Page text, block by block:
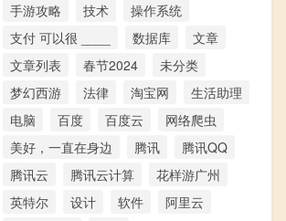
手游攻略
技术
操作系统
支付 可以很 ____
数据库
文章
文章列表
春节2024
未分类
梦幻西游
法律 淘宝网
生活助理
电脑
百度 百度云
网络爬虫
美好，一直在身边
腾讯
腾讯QQ
腾讯云
腾讯云计算
花样游广州
英特尔
设计 软件
阿里云